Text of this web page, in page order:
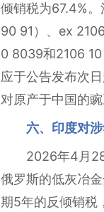
倾销税为67.4%
90 91）、ex
0 8039和2106
应于公告发布次
对原产于中国的
六、印度对
2026年4月
俄罗斯的低灰冶
期5年的反倾销税